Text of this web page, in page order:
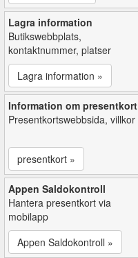
Lagra information
Butikswebbplats,
kontaktnummer, platser
Lagra information »
Information om presentkort
Presentkortswebbsida, villkor
presentkort »
Appen Saldokontroll
Hantera presentkort via
mobilapp
Appen Saldokontroll »